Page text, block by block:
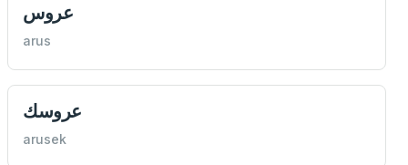
عروس
arus
عروسك
arusek